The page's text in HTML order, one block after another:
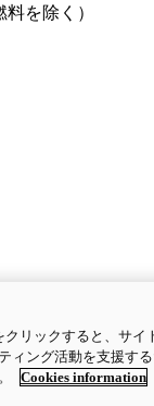
を除く）
クリックすると、サ
ィング活動を支援す
Cookies information